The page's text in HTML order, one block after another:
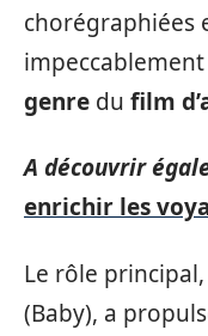
chorégraphiées
genre du film
A découvrir
enrichir les
Le rôle
(Baby), a